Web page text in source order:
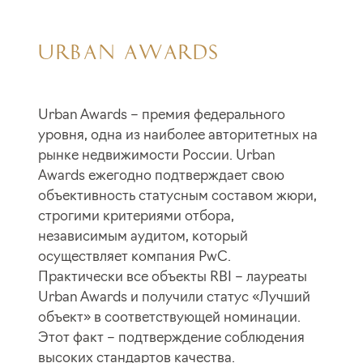
URBAN AWARDS
Urban Awards – премия федерального
уровня, одна из наиболее авторитетных на
рынке недвижимости России. Urban
Awards ежегодно подтверждает свою
объективность статусным составом жюри,
строгими критериями отбора,
независимым аудитом, который
осуществляет компания PwC.
Практически все объекты RBI – лауреаты
Urban Awards и получили статус «Лучший
объект» в соответствующей номинации.
Этот факт – подтверждение соблюдения
высоких стандартов качества.